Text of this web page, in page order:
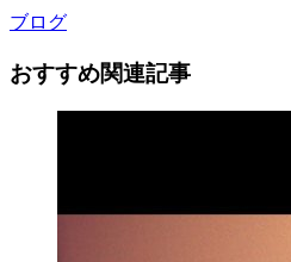
ブログ
おすすめ関連記事